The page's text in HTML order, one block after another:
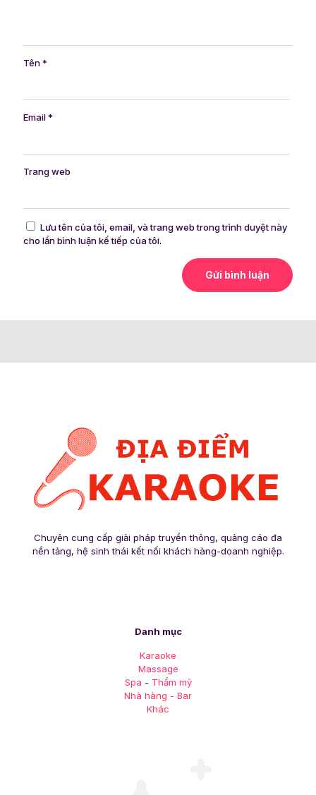
Tên*
Email*
Trang web
Lưu tên của tôi, email, và trang web trong trình duyệt này
cho lần bình luận kế tiếp của tôi.
Chuyên cung cấp giải pháp truyền thông, quảng cáo đa
nền tảng, hệ sinh thái kết nối khách hàng-doanh nghiệp.
Danh mục
Karaoke
Massage
Spa - Thẩm mỹ
Nhà hàng - Bar
Khác